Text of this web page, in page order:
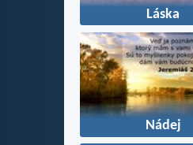
Láska
Nádej